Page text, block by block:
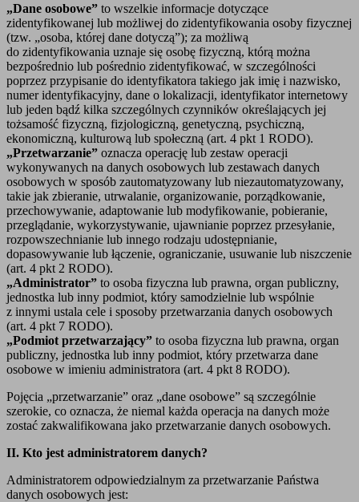
„Dane osobowe” to wszelkie informacje dotyczące
zidentyfikowanej lub możliwej do zidentyfikowania osoby fizycznej
(tzw. „osoba, której dane dotyczą”); za możliwą
do zidentyfikowania uznaje się osobę fizyczną, którą można
bezpośrednio lub pośrednio zidentyfikować, w szczególności
poprzez przypisanie do identyfikatora takiego jak imię i nazwisko,
numer identyfikacyjny, dane o lokalizacji, identyfikator internetowy
lub jeden bądź kilka szczególnych czynników określających jej
tożsamość fizyczną, fizjologiczną, genetyczną, psychiczną,
ekonomiczną, kulturową lub społeczną (art. 4 pkt 1 RODO).
„Przetwarzanie” oznacza operację lub zestaw operacji
wykonywanych na danych osobowych lub zestawach danych
osobowych w sposób zautomatyzowany lub niezautomatyzowany,
takie jak zbieranie, utrwalanie, organizowanie, porządkowanie,
przechowywanie, adaptowanie lub modyfikowanie, pobieranie,
przeglądanie, wykorzystywanie, ujawnianie poprzez przesyłanie,
rozpowszechnianie lub innego rodzaju udostępnianie,
dopasowywanie lub łączenie, ograniczanie, usuwanie lub niszczenie
(art. 4 pkt 2 RODO).
„Administrator” to osoba fizyczna lub prawna, organ publiczny,
jednostka lub inny podmiot, który samodzielnie lub wspólnie
z innymi ustala cele i sposoby przetwarzania danych osobowych
(art. 4 pkt 7 RODO).
„Podmiot przetwarzający” to osoba fizyczna lub prawna, organ
publiczny, jednostka lub inny podmiot, który przetwarza dane
osobowe w imieniu administratora (art. 4 pkt 8 RODO).
Pojęcia „przetwarzanie” oraz „dane osobowe” są szczególnie
szerokie, co oznacza, że niemal każda operacja na danych może
zostać zakwalifikowana jako przetwarzanie danych osobowych.
II. Kto jest administratorem danych?
Administratorem odpowiedzialnym za przetwarzanie Państwa
danych osobowych jest: